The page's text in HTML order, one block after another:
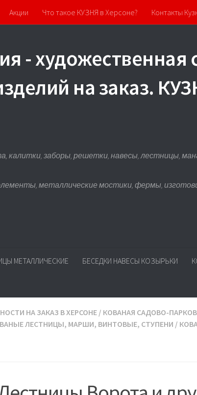
Акции Что такое КУЗНЯ в Херсоне? Контакты
- художественная
на заказ.
калитки, заборы, решетки, навесы, лестницы,
металлические мостики, фермы,
МЕТАЛЛИЧЕСКИЕ БЕСЕДКИ НАВЕСЫ КОЗЫРЬКИ
НА ЗАКАЗ В ХЕРСОНЕ / КОВАНАЯ САДОВО-
ЛЕСТНИЦЫ, МАРШИ, ВИНТОВЫЕ, СТУПЕНИ /